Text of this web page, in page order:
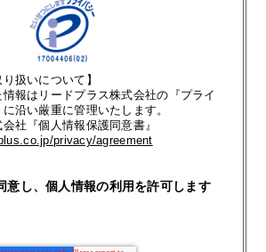
扱いについて】
報はリードプラス株式会社の『プライ
沿い厳重に管理いたします。
社『個人情報保護同意書』
privacy/agreement
意し、個人情報の利用を許可します